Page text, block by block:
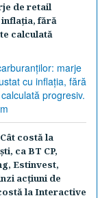
de retail
inflaţia, fără
calculată
Cât costă la
ca BT CP,
Estinvest,
acţiuni de
la Interactive